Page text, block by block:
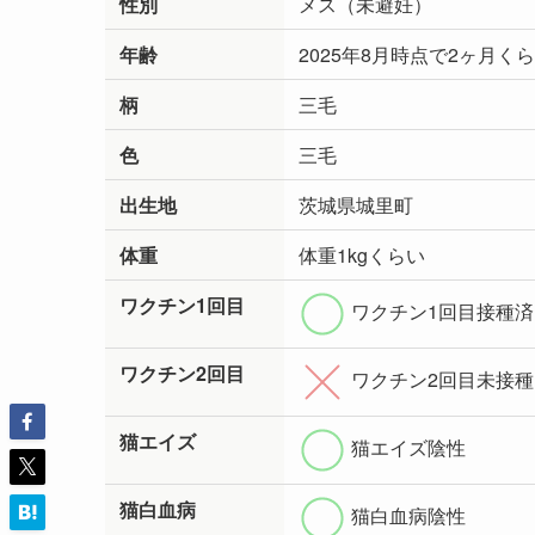
年齢
2025年8月時点で2ヶ月く
柄
三毛
色
三毛
出生地
茨城県城里町
体重
体重1kgくらい
ワクチン1回目
ワクチン1回目接種済
ワクチン2回目 ワクチン2回目未接種
猫エイズ 猫エイズ陰性
猫白血病 猫白血病陰性